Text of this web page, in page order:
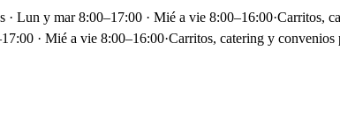
· Lun y mar 8:00–17:00 · Mié a vie 8:00–16:00·Carritos,
· Mié a vie 8:00–16:00·Carritos, catering y convenios